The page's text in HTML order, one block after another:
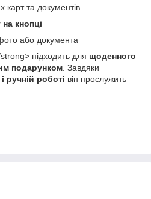
карт та документів
кнопці
або документа
підходить для щоденного
подарунком. Завдяки
ручній роботі він прослужить